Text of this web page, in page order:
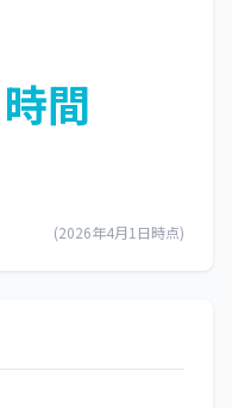
時間
(2026年4月1日時点)